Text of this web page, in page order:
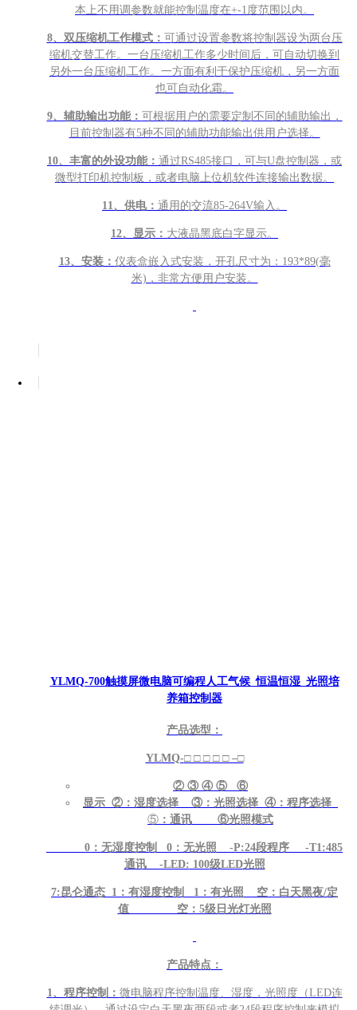
本上不用调参数就能控制温度在+-1度范围以内。
8、双压缩机工作模式： 可通过设置参数将控制器设为两台压
缩机交替工作。一台压缩机工作多少时间后，可自动切换到
另外一台压缩机工作。一方面有利于保护压缩机，另一方面
也可自动化霜。
9、辅助输出功能： 可根据用户的需要定制不同的辅助输出，
目前控制器有5种不同的辅助功能输出供用户选择。
10、丰富的外设功能： 通过RS485接口，可与U盘控制器，或
微型打印机控制板，或者电脑上位机软件连接输出数据。
11 、供电： 通用的交流85-264V输入。
12、显示： 大液晶黑底白字显示。
13、安装： 仪表盒嵌入式安装，开孔尺寸为：193*89(毫
米)，非常方便用户安装。
YLMQ-700触摸屏微电脑可编程人工气候_恒温恒湿_光照培
养箱控制器
产品选型：
YLMQ-□ □ □ □ □ –□
② ③ ④ ⑤ ⑥
显示 ② ：湿度选择 ③ ：光照选择 ④ ：程序选择
⑤ ：通讯 ⑥光照模式
0 ：无湿度控制 0：无光照 -P:24段程序 -T1:485
通讯 -LED: 100级LED光照
7:昆仑通态 1：有湿度控制 1 ：有光照 空：白天黑夜/定
值 空：5级日光灯光照
产品特点：
1、程序控制： 微电脑程序控制温度、湿度，光照度（LED连